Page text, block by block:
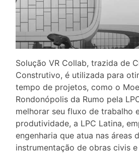
Solução VR Collab, trazida de
Construtivo, é utilizada para
tempo de projetos, como o
Rondonópolis da Rumo pela
melhorar seu fluxo de trabalho
produtividade, a LPC Latina,
engenharia que atua nas áreas
instrumentação de obras civis